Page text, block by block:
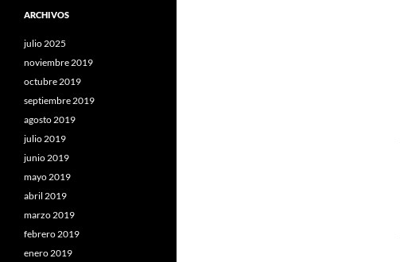
ARCHIVOS
julio 2025
noviembre 2019
octubre 2019
septiembre 2019
agosto 2019
julio 2019
junio 2019
mayo 2019
abril 2019
marzo 2019
febrero 2019
enero 2019